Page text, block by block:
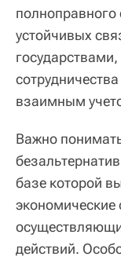
полноправного
устойчивых
взаимным
Важно
базе которой
экономические
действий.